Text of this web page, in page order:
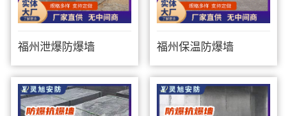
福州泄爆防爆墙 福州保温防爆墙